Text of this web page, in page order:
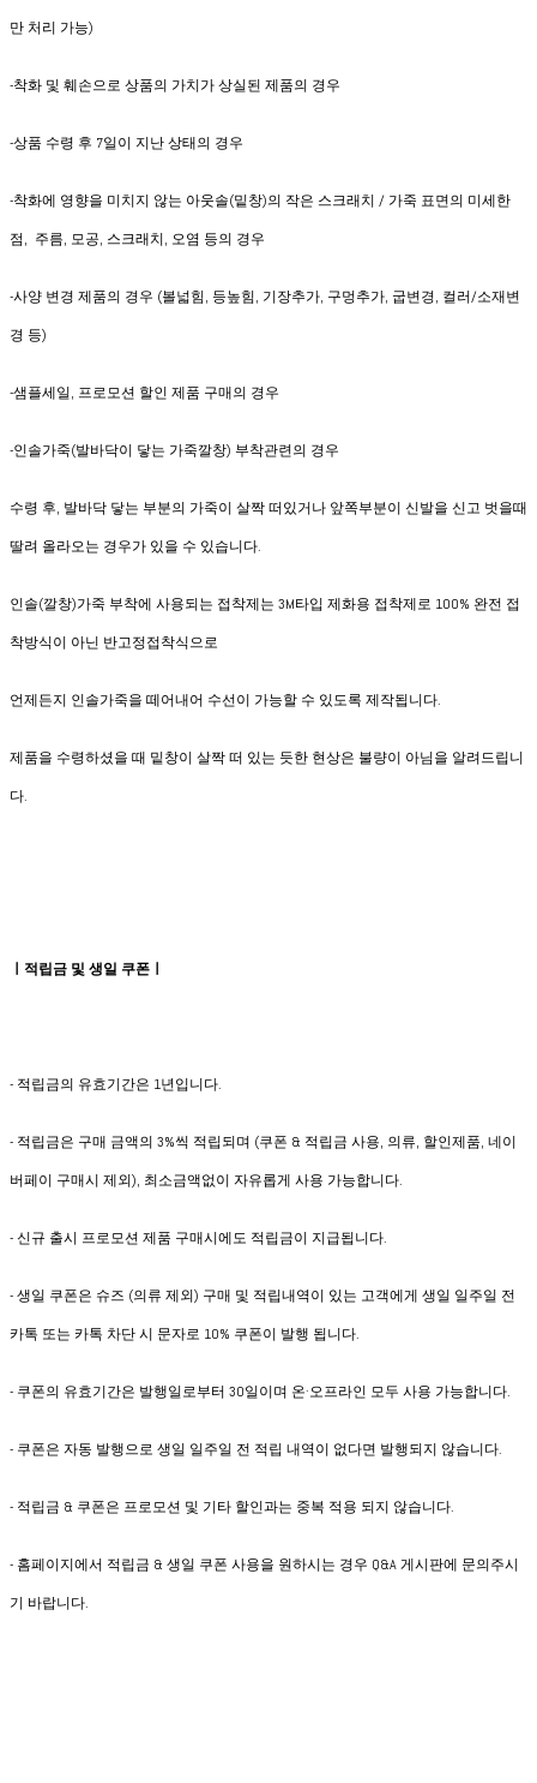
만 처리 가능)
-착화 및 훼손으로 상품의 가치가 상실된 제품의 경우
-상품 수령 후 7일이 지난 상태의 경우
-착화에 영향을 미치지 않는 아웃솔(밑창)의 작은 스크래치 / 가죽 표면의 미세한
점, 주름, 모공, 스크래치, 오염 등의 경우
-사양 변경 제품의 경우 (볼넓힘, 등높힘, 기장추가, 구멍추가, 굽변경, 컬러/소재변
경 등)
-샘플세일, 프로모션 할인 제품 구매의 경우
-인솔가죽(발바닥이 닿는 가죽깔창) 부착관련의 경우
수령 후, 발바닥 닿는 부분의 가죽이 살짝 떠있거나 앞쪽부분이 신발을 신고 벗을때
딸려 올라오는 경우가 있을 수 있습니다.
인솔(깔창)가죽 부착에 사용되는 접착제는 3M타입 제화용 접착제로 100% 완전 접
착방식이 아닌 반고정접착식으로
언제든지 인솔가죽을 떼어내어 수선이 가능할 수 있도록 제작됩니다.
제품을 수령하셨을 때 밑창이 살짝 떠 있는 듯한 현상은 불량이 아님을 알려드립니
다.
ㅣ적립금 및 생일 쿠폰ㅣ
- 적립금의 유효기간은 1년입니다.
- 적립금은 구매 금액의 3%씩 적립되며 (쿠폰 & 적립금 사용, 의류, 할인제품, 네이
버페이 구매시 제외), 최소금액없이 자유롭게 사용 가능합니다.
- 신규 출시 프로모션 제품 구매시에도 적립금이 지급됩니다.
- 생일 쿠폰은 슈즈 (의류 제외) 구매 및 적립내역이 있는 고객에게 생일 일주일 전
카톡 또는 카톡 차단 시 문자로 10% 쿠폰이 발행 됩니다.
- 쿠폰의 유효기간은 발행일로부터 30일이며 온·오프라인 모두 사용 가능합니다.
- 쿠폰은 자동 발행으로 생일 일주일 전 적립 내역이 없다면 발행되지 않습니다.
- 적립금 & 쿠폰은 프로모션 및 기타 할인과는 중복 적용 되지 않습니다.
- 홈페이지에서 적립금 & 생일 쿠폰 사용을 원하시는 경우 Q&A 게시판에 문의주시
기 바랍니다.